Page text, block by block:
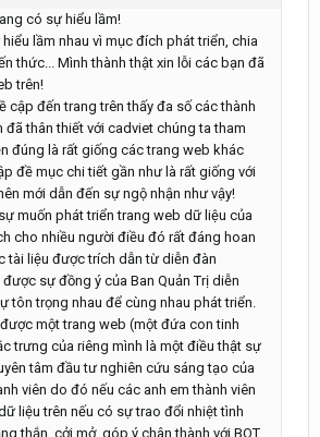
có sự hiểu lầm!
lầm nhau vì mục đích phát triển, chia
thức... Mình thành thật xin lỗi các bạn đã
trên!
cập đến trang trên thấy đa số các thành
đã thân thiết với cadviet chúng ta tham
đúng là rất giống các trang web khác
đề mục chi tiết gần như là rất giống với
mới dẫn đến sự ngộ nhận như vậy!
muốn phát triển trang web dữ liệu của
cho nhiều người điều đó rất đáng hoan
tài liệu được trích dẫn từ diễn đàn
sự đồng ý của Ban Quản Trị diễn
tôn trọng nhau để cùng nhau phát triển.
một trang web (một đứa con tinh
trưng của riêng mình là một điều thật sự
tâm đầu tư nghiên cứu sáng tạo của
viên do đó nếu các anh em thành viên
liệu trên nếu có sự trao đổi nhiệt tình
thắn, cởi mở, góp ý chân thành với BQT